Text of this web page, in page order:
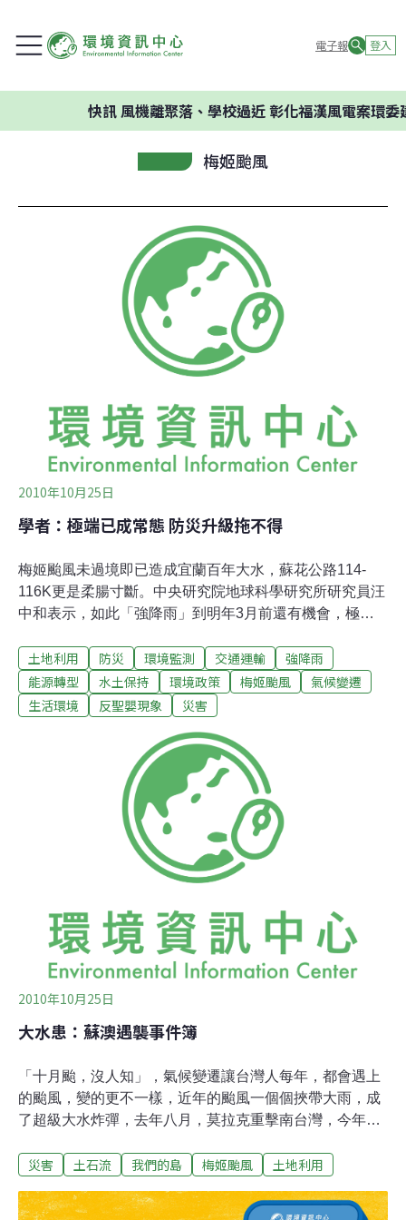
電子報 登入
風機離聚落、學校過近 彰化福漢風電案環委建議不
梅姬颱風
2010年10月25日
學者：極端已成常態 防災升級拖不得
梅姬颱風未過境即已造成宜蘭百年大水，蘇花公路114-
116K更是柔腸寸斷。中央研究院地球科學研究所研究員汪
中和表示，如此「強降雨」到明年3月前還有機會，極端
後，中央政府只設「災害防救辦公室」 ，調度無方，讓台
大土木系教授李鴻源感嘆「這樣的政府還有什麼希望？」
柔腸寸斷的蘇花公路。攝影：鐘盛雄。圖片轉載自莫拉克
獨立新聞網，更多圖片。反聖嬰現象讓西太平洋水氣豐沛
土地利用 防災 環境監測 交通運輸
強降雨
能源轉型
水土保持 環境政策 梅姬颱風
氣候變遷
生活環境
反聖嬰現象 災害
2010年10月25日
大水患：蘇澳遇襲事件簿
「十月颱，沒人知」，氣候變遷讓台灣人每年，都會遇上
的颱風，變的更不一樣，近年的颱風一個個挾帶大雨，成
了超級大水炸彈，去年八月，莫拉克重擊南台灣，今年九
宜蘭投下破壞力十足的水彈大轟炸，蘇澳，慘遭前所未有
路，家當全泡在水裡...10月13號形成的梅姬颱風，一路西
災害 土石流 我們的島 梅姬颱風 土地利用